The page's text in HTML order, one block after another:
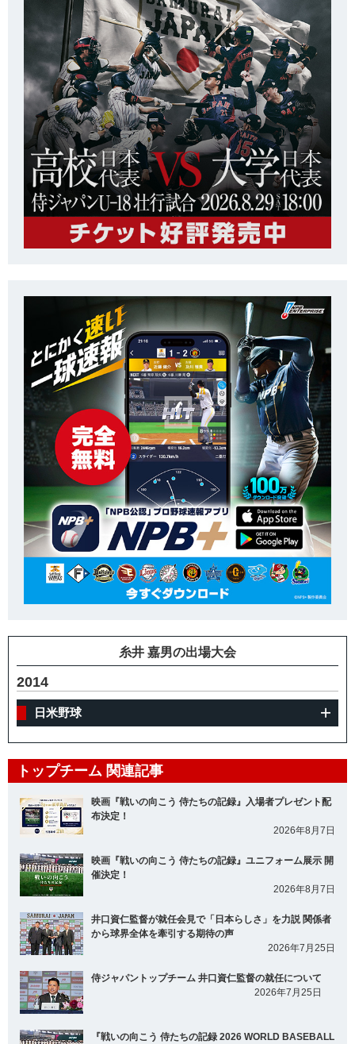
糸井 嘉男の出場大会
2014
日米野球
トップチーム 関連記事
映画『戦いの向こう 侍たちの記録』入場者プレゼント配
布決定！
2026年8月7日
映画『戦いの向こう 侍たちの記録』ユニフォーム展示 開
催決定！
2026年8月7日
井口資仁監督が就任会見で「日本らしさ」を力説 関係者
から球界全体を牽引する期待の声
2026年7月25日
侍ジャパントップチーム 井口資仁監督の就任について
2026年7月25日
『戦いの向こう 侍たちの記録 2026 WORLD BASEBALL